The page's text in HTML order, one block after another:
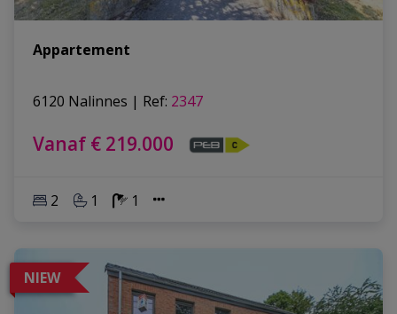
Appartement
6120 Nalinnes | Ref: 2347
Vanaf € 219.000
2 1 1
NIEW